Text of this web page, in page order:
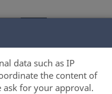
data such as IP
the content of
for your approval.